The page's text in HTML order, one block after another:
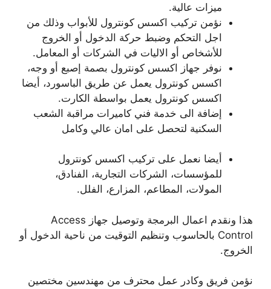
ميزات عالية.
نؤمن تركيب اكسس كونترول للأبواب وذلك من
اجل التحكم وضبط حركة الدخول أو الخروج
للأشخاص أو الاليات في الشركات أو المعامل.
نوفر جهاز اكسس كونترول بصمة إصبع أو وجه،
اكسس كونترول يعمل عن طريق الباسورد، أيضا
اكسس كونترول يعمل بواسطة الكارت.
إضافة الى خدمة فني كاميرات مراقبة الشعب
السكنية لتحصل على امان عالي وكامل
أيضا نعمل على تركيب اكسس كونترول
للمؤسسات، الشركات التجارية، الفنادق،
المولات، المطاعم، المزارع، الفلل.
هذا ونقدم اعمال البرمجة وتوصيل جهاز Access
Control بالحاسوب وتنظيم التوقيت من ناحية الدخول أو
الخروج.
نؤمن فريق وكادر عمل محترف من مهندسين مختصين